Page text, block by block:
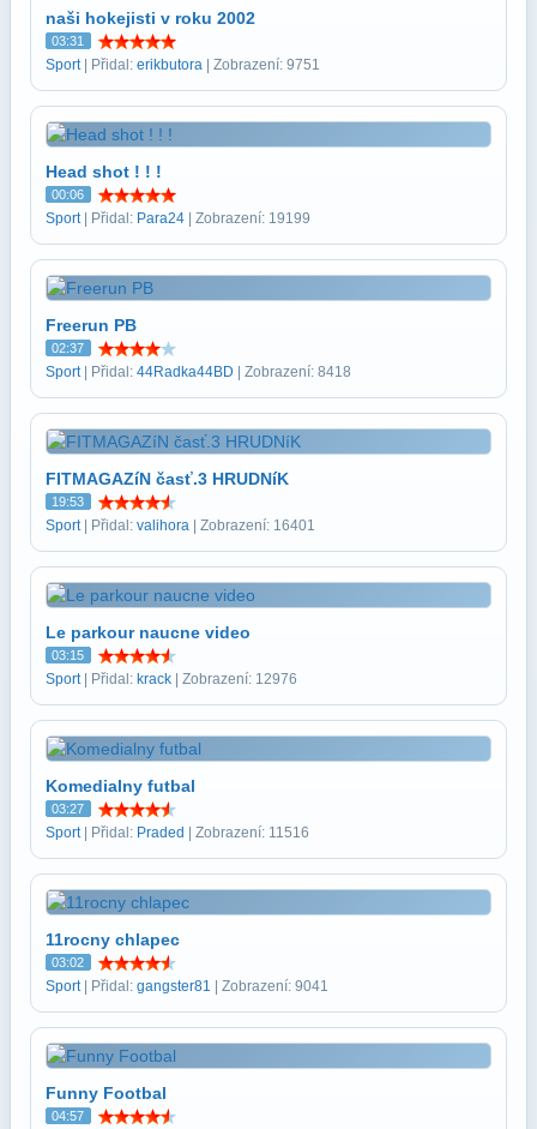
naši hokejisti v roku 2002
03:31
Sport| Přidal: erikbutora | Zobrazení: 9751
Head shot ! ! !
00:06
Sport| Přidal: Para24 | Zobrazení: 19199
Freerun PB
02:37
Sport| Přidal: 44Radka44BD | Zobrazení: 8418
FITMAGAZíN časť.3 HRUDNíK
19:53
Sport| Přidal: valihora | Zobrazení: 16401
Le parkour naucne video
03:15
Sport| Přidal: krack | Zobrazení: 12976
Komedialny futbal
03:27
Sport| Přidal: Praded | Zobrazení: 11516
11rocny chlapec
03:02
Sport| Přidal: gangster81 | Zobrazení: 9041
Funny Footbal
04:57